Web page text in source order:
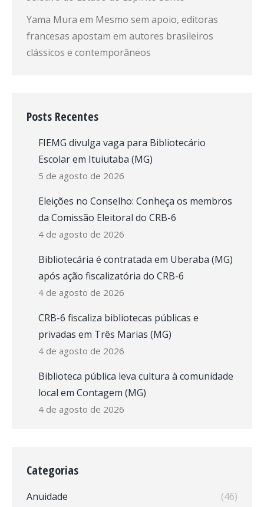
Yama Mura em Mesmo sem apoio, editoras
francesas apostam em autores brasileiros
clássicos e contemporâneos
Posts Recentes
FIEMG divulga vaga para Bibliotecário
Escolar em Ituiutaba (MG)
5 de agosto de 2026
Eleições no Conselho: Conheça os membros
da Comissão Eleitoral do CRB-6
4 de agosto de 2026
Bibliotecária é contratada em Uberaba (MG)
após ação fiscalizatória do CRB-6
4 de agosto de 2026
CRB-6 fiscaliza bibliotecas públicas e
privadas em Três Marias (MG)
4 de agosto de 2026
Biblioteca pública leva cultura à comunidade
local em Contagem (MG)
4 de agosto de 2026
Categorias
Anuidade
(46)